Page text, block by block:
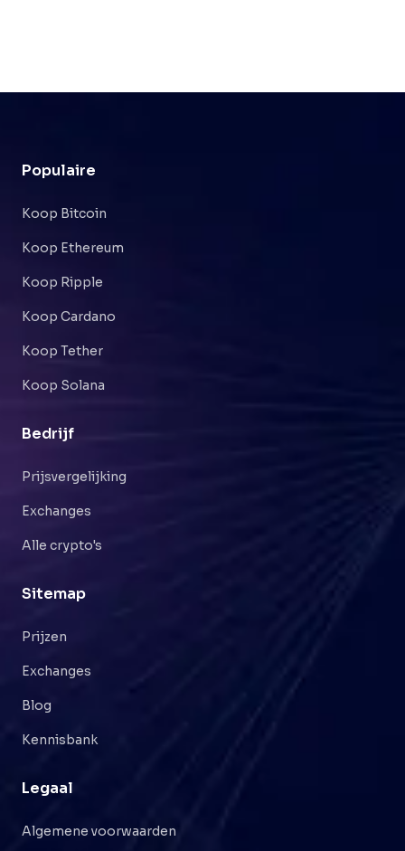
Populaire
Koop Bitcoin
Koop Ethereum
Koop Ripple
Koop Cardano
Koop Tether
Koop Solana
Bedrijf
Prijsvergelijking
Exchanges
Alle crypto's
Sitemap
Prijzen
Exchanges
Blog
Kennisbank
Legaal
Algemene voorwaarden